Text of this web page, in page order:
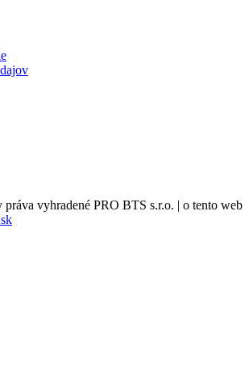
vyhradené PRO BTS s.r.o. | o tento web